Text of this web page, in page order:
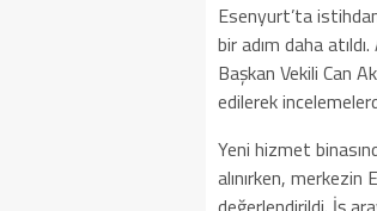
Esenyurt’ta
bir adım daha
Başkan Vekili Can
edilerek
Yeni hizmet
alınırken,